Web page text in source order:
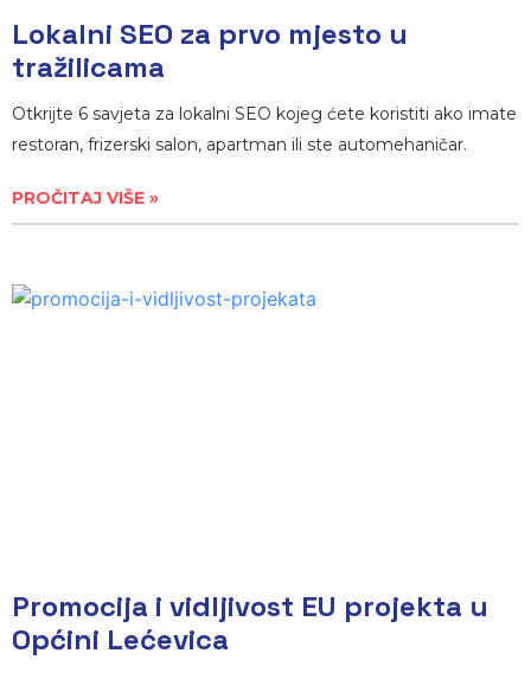
Lokalni SEO za prvo mjesto u
tražilicama
Otkrijte 6 savjeta za lokalni SEO kojeg ćete koristiti ako imate
restoran, frizerski salon, apartman ili ste automehaničar.
PROČITAJ VIŠE »
Promocija i vidljivost EU projekta u
Općini Lećevica